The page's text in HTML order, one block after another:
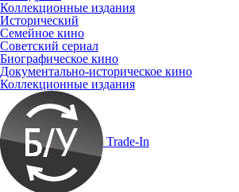
Коллекционные издания
Исторический
Семейное кино
Советский сериал
Биографическое кино
Документально-историческое кино
Коллекционные издания
Trade-In